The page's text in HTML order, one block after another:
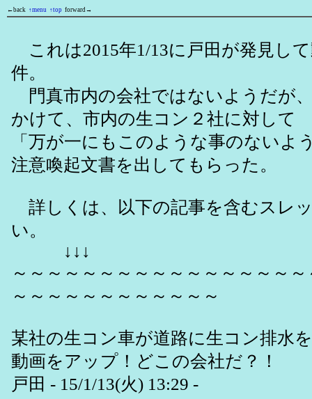
←back ↑menu ↑top forward→
これは2015年1/13に戸田が発見し
件。
門真市内の会社ではないようだが
かけて、市内の生コン２社に対して
「万が一にもこのような事のないよ
注意喚起文書を出してもらった。
詳しくは、以下の記事を含むスレ
い。
↓↓↓
～～～～～～～～～～～～～～～～
～～～～～～～～～～～～
某社の生コン車が道路に生コン排水
動画をアップ！どこの会社だ？！
戸田 - 15/1/13(火) 13:29 -